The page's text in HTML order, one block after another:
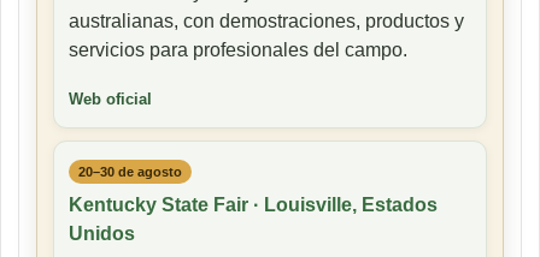
australianas, con demostraciones, productos y
servicios para profesionales del campo.
Web oficial
20–30 de agosto
Kentucky State Fair · Louisville, Estados
Unidos